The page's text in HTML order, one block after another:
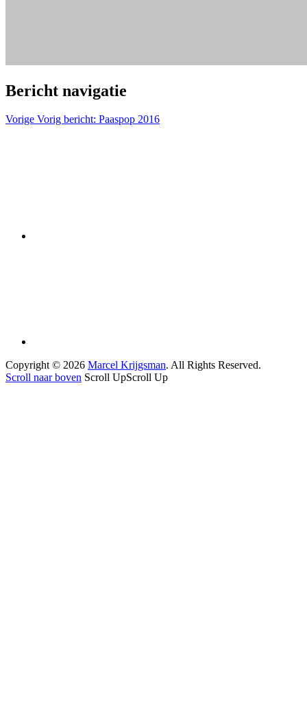
Bericht navigatie
Vorige Vorig bericht: Paaspop 2016
Copyright © 2026 Marcel Krijgsman. All Rights Reserved.
Scroll naar boven Scroll UpScroll Up